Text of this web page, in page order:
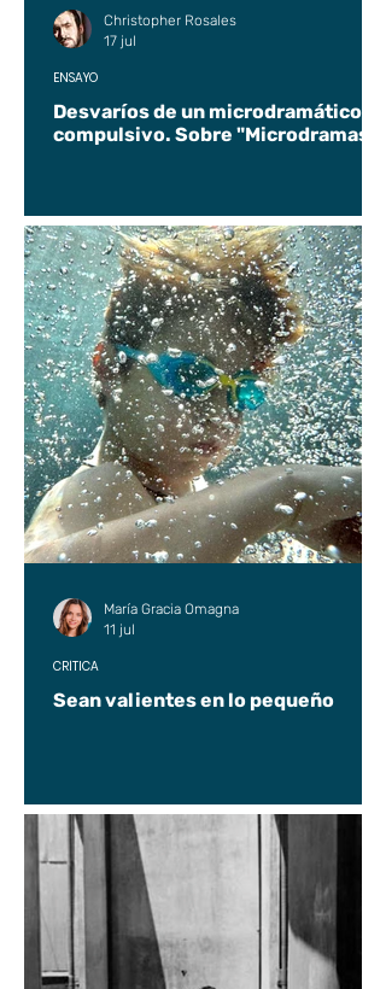
Desvaríos de un microdramático
compulsivo. Sobre "Microdramas".
ENSAYO
Christopher Rosales
17 jul
Sean valientes en lo pequeño
CRÍTICA
María Gracia Omagna
11 jul